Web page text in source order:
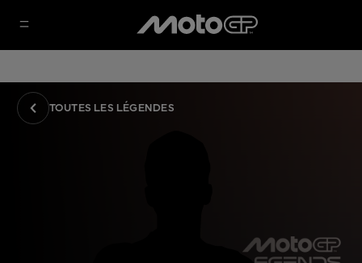
TOUTES LES LÉGENDES